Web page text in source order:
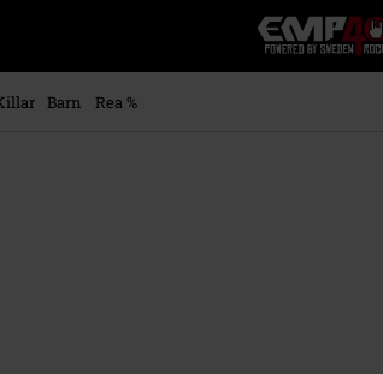
EMP
-
Musik,
Barn
Rea %